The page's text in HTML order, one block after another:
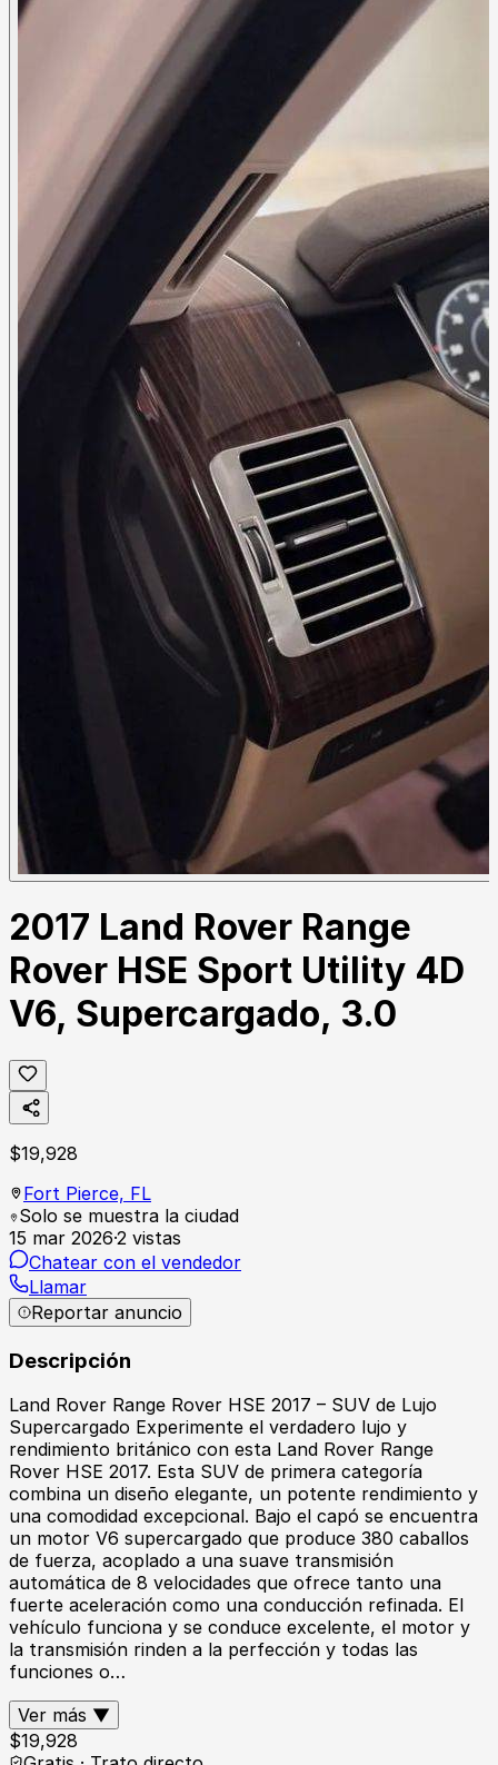
2017 Land Rover Range
Rover HSE Sport Utility 4D
V6, Supercargado, 3.0
$19,928
Fort Pierce, FL
Solo se muestra la ciudad
15 mar 2026·2 vistas
Chatear con el vendedor
Llamar
Reportar anuncio
Descripción
Land Rover Range Rover HSE 2017 – SUV de Lujo
Supercargado Experimente el verdadero lujo y
rendimiento británico con esta Land Rover Range
Rover HSE 2017. Esta SUV de primera categoría
combina un diseño elegante, un potente rendimiento y
una comodidad excepcional. Bajo el capó se encuentra
un motor V6 supercargado que produce 380 caballos
de fuerza, acoplado a una suave transmisión
automática de 8 velocidades que ofrece tanto una
fuerte aceleración como una conducción refinada. El
vehículo funciona y se conduce excelente, el motor y
la transmisión rinden a la perfección y todas las
funciones o…
Ver más ▼
$19,928